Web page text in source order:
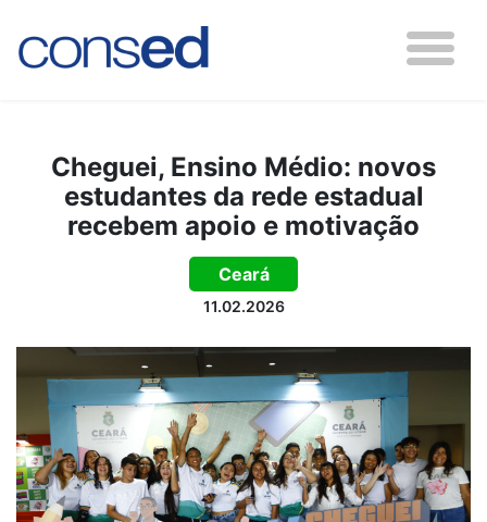
Cheguei, Ensino Médio: novos
estudantes da rede estadual
recebem apoio e motivação
Ceará
11.02.2026